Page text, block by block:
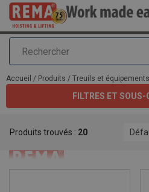
Rechercher
Ajouté au panier
Accueil / Produits / Treuils et équipements
FILTRES ET SOUS-
Produits trouvés : 20